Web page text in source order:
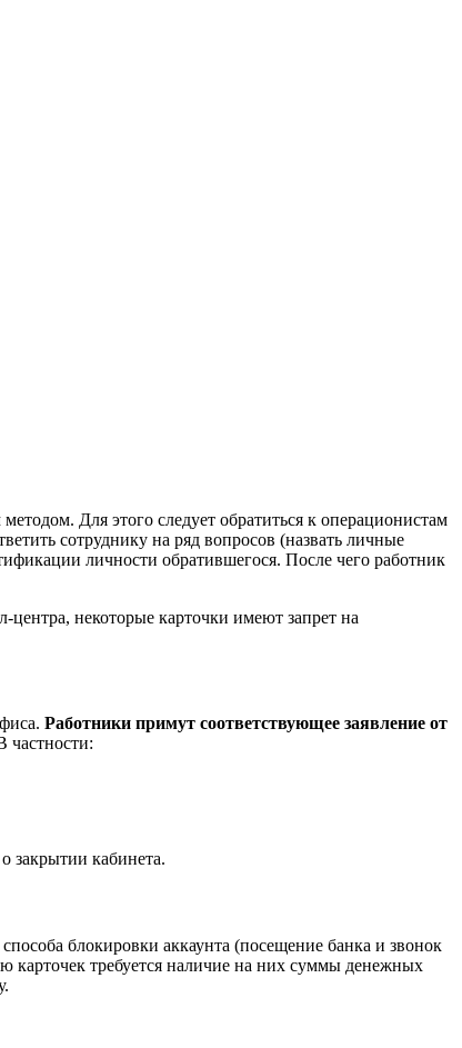
Для этого следует обратиться к операционистам
сотруднику на ряд вопросов (назвать личные
личности обратившегося. После чего работник
некоторые карточки имеют запрет на
Работники примут соответствующее заявление от
частности:
закрытии кабинета.
блокировки аккаунта (посещение банка и звонок
карточек требуется наличие на них суммы денежных